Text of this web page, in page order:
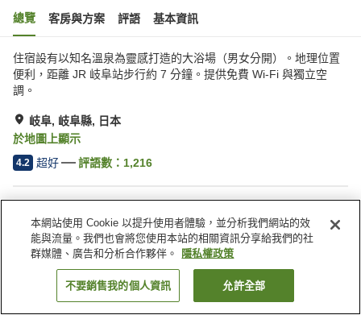
總覽 客房與方案 評語 基本資訊
住宿設有以知名溫泉為靈感打造的大浴場（男女分開）。地理位置
便利，距離 JR 岐阜站步行約 7 分鐘。提供免費 Wi-Fi 與獨立空
調。
岐阜, 岐阜縣, 日本
於地圖上顯示
4.2 超好 評語數： 1,216
Spa／美容沙龍
自動販賣機
公共澡堂
付費洗衣房
日本 岐阜縣 岐阜 AB Hotel Gifu
找客房
本網站使用 Cookie 以提升使用者體驗，並分析我們網站的效
能與流量。我們也會將您使用本站的相關資訊分享給我們的社
群媒體、廣告和分析合作夥伴。
隱私權政策
不要銷售我的個人資訊 允許全部